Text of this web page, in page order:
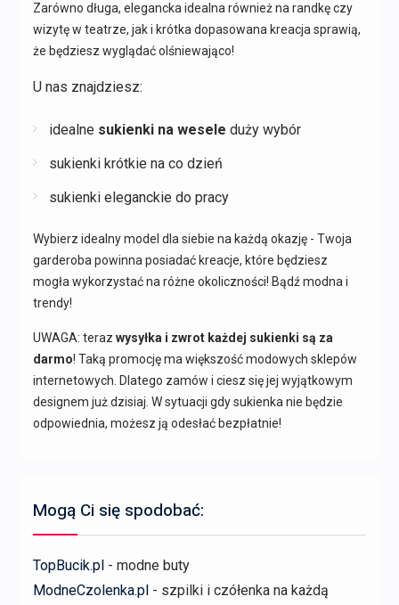
Zarówno długa, elegancka idealna również na randkę czy
wizytę w teatrze, jak i krótka dopasowana kreacja sprawią,
że będziesz wyglądać olśniewająco!
U nas znajdziesz:
idealne sukienki na wesele duży wybór
sukienki krótkie na co dzień
sukienki eleganckie do pracy
Wybierz idealny model dla siebie na każdą okazję - Twoja
garderoba powinna posiadać kreacje, które będziesz
mogła wykorzystać na różne okoliczności! Bądź modna i
trendy!
UWAGA: teraz wysyłka i zwrot każdej sukienki są za
darmo! Taką promocję ma większość modowych sklepów
internetowych. Dlatego zamów i ciesz się jej wyjątkowym
designem już dzisiaj. W sytuacji gdy sukienka nie będzie
odpowiednia, możesz ją odesłać bezpłatnie!
Mogą Ci się spodobać:
TopBucik.pl- modne buty
ModneCzolenka.pl- szpilki i czółenka na każdą